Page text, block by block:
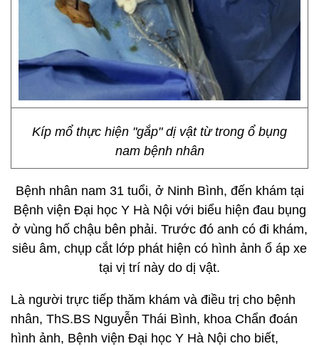
Kíp mổ thực hiện "gắp" dị vật từ trong ổ bụng
nam bệnh nhân
Bệnh nhân nam 31 tuổi, ở Ninh Bình, đến khám tại
Bệnh viện Đại học Y Hà Nội với biểu hiện đau bụng
ở vùng hố chậu bên phải. Trước đó anh có đi khám,
siêu âm, chụp cắt lớp phát hiện có hình ảnh ổ áp xe
tại vị trí này do dị vật.
Là người trực tiếp thăm khám và điều trị cho bệnh
nhân, ThS.BS Nguyễn Thái Bình, khoa Chẩn đoán
hình ảnh, Bệnh viện Đại học Y Hà Nội cho biết,